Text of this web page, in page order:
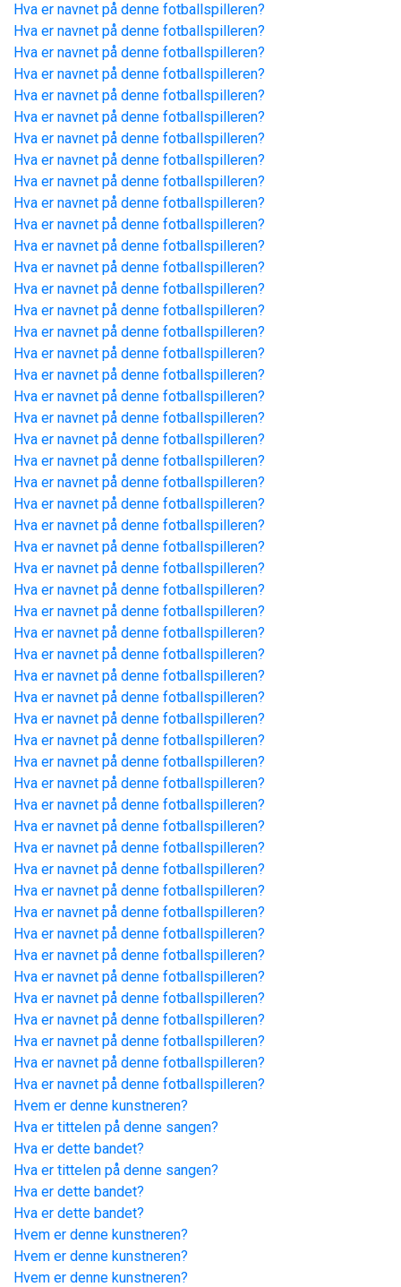
Hva er navnet på denne fotballspilleren?
Hva er navnet på denne fotballspilleren?
Hva er navnet på denne fotballspilleren?
Hva er navnet på denne fotballspilleren?
Hva er navnet på denne fotballspilleren?
Hva er navnet på denne fotballspilleren?
Hva er navnet på denne fotballspilleren?
Hva er navnet på denne fotballspilleren?
Hva er navnet på denne fotballspilleren?
Hva er navnet på denne fotballspilleren?
Hva er navnet på denne fotballspilleren?
Hva er navnet på denne fotballspilleren?
Hva er navnet på denne fotballspilleren?
Hva er navnet på denne fotballspilleren?
Hva er navnet på denne fotballspilleren?
Hva er navnet på denne fotballspilleren?
Hva er navnet på denne fotballspilleren?
Hva er navnet på denne fotballspilleren?
Hva er navnet på denne fotballspilleren?
Hva er navnet på denne fotballspilleren?
Hva er navnet på denne fotballspilleren?
Hva er navnet på denne fotballspilleren?
Hva er navnet på denne fotballspilleren?
Hva er navnet på denne fotballspilleren?
Hva er navnet på denne fotballspilleren?
Hva er navnet på denne fotballspilleren?
Hva er navnet på denne fotballspilleren?
Hva er navnet på denne fotballspilleren?
Hva er navnet på denne fotballspilleren?
Hva er navnet på denne fotballspilleren?
Hva er navnet på denne fotballspilleren?
Hva er navnet på denne fotballspilleren?
Hva er navnet på denne fotballspilleren?
Hva er navnet på denne fotballspilleren?
Hva er navnet på denne fotballspilleren?
Hva er navnet på denne fotballspilleren?
Hva er navnet på denne fotballspilleren?
Hva er navnet på denne fotballspilleren?
Hva er navnet på denne fotballspilleren?
Hva er navnet på denne fotballspilleren?
Hva er navnet på denne fotballspilleren?
Hva er navnet på denne fotballspilleren?
Hva er navnet på denne fotballspilleren?
Hva er navnet på denne fotballspilleren?
Hva er navnet på denne fotballspilleren?
Hva er navnet på denne fotballspilleren?
Hva er navnet på denne fotballspilleren?
Hva er navnet på denne fotballspilleren?
Hva er navnet på denne fotballspilleren?
Hva er navnet på denne fotballspilleren?
Hva er navnet på denne fotballspilleren?
Hvem er denne kunstneren?
Hva er tittelen på denne sangen?
Hva er dette bandet?
Hva er tittelen på denne sangen?
Hva er dette bandet?
Hva er dette bandet?
Hvem er denne kunstneren?
Hvem er denne kunstneren?
Hvem er denne kunstneren?